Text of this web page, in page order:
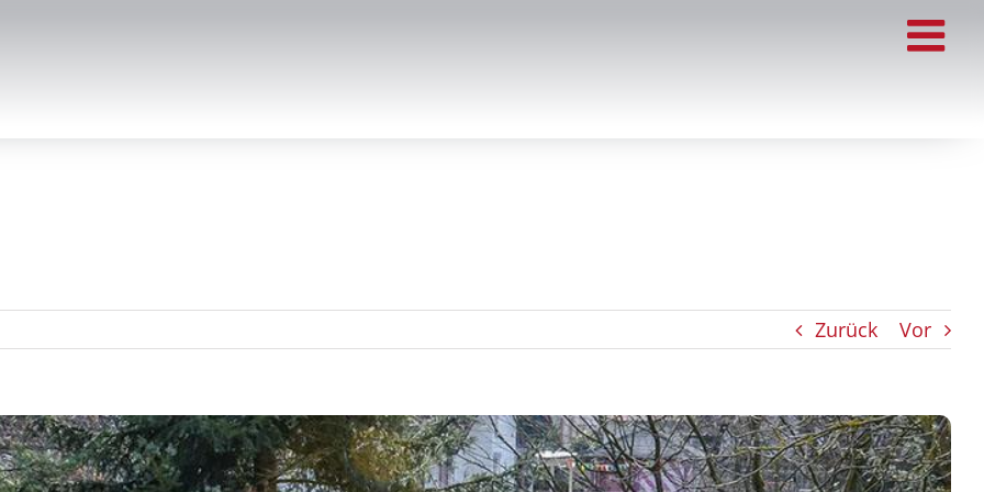
Zurück Vor